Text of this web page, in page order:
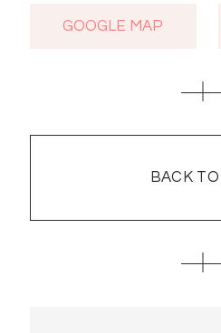
GOOGLE MAP
GOOGLE MAP
BACK
BACK